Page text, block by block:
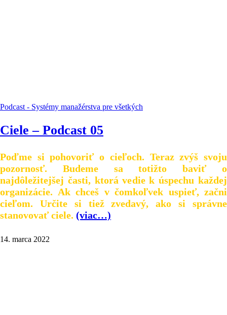
Podcast - Systémy manažérstva pre všetkých
Ciele – Podcast 05
Poďme si pohovoriť o cieľoch. Teraz zvýš svoju
pozornosť. Budeme sa totižto baviť o
najdôležitejšej časti, ktorá vedie k úspechu každej
organizácie. Ak chceš v čomkoľvek uspieť, začni
cieľom. Určite si tiež zvedavý, ako si správne
stanovovať ciele. (viac…)
14. marca 2022